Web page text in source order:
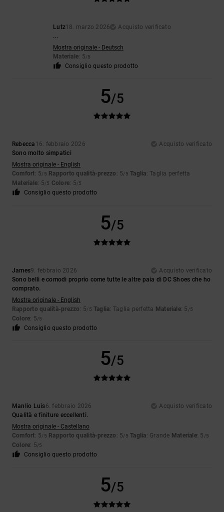
Lutz18. marzo 2026
Acquisto verificato
...
Mostra originale - Deutsch
Materiale: 5/5
Consiglio questo prodotto
5/5
Rebecca 16. febbraio 2026
Acquisto verificato
Sono molto simpatici
Mostra originale - English
Comfort: 5/5 Rapporto qualità-prezzo : 5/5 Taglia: Taglia perfetta
Materiale: 5/5 Colore: 5/5
Consiglio questo prodotto
5/5
James9. febbraio 2026
Acquisto verificato
Sono belli e comodi proprio come tutte le altre paia di DC Shoes che ho
comprato.
Mostra originale - English
Rapporto qualità-prezzo : 5/5 Taglia: Taglia perfetta Materiale: 5 /5
Colore: 5/5
Consiglio questo prodotto
5/5
Manlio Luis6. febbraio 2026
Acquisto verificato
Qualità e finiture eccellenti.
Mostra originale - Castellano
Comfort: 5/5 Rapporto qualità-prezzo : 5/5 Taglia: Grande Materiale: 5 /5
Colore: 5/5
Consiglio questo prodotto
5/5